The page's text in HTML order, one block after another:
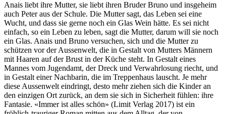
Anais liebt ihre Mutter, sie liebt ihren Bruder Bruno und insgeheim
auch Peter aus der Schule. Die Mutter sagt, das Leben sei eine
Wucht, und dass sie gerne noch ein Glas Wein hätte. Es sei nicht
einfach, so ein Leben zu leben, sagt die Mutter, darum will sie noch
ein Glas. Anais und Bruno versuchen, sich und die Mutter zu
schützen vor der Aussenwelt, die in Gestalt von Mutters Männern
mit Haaren auf der Brust in der Küche steht. In Gestalt eines
Mannes vom Jugendamt, der Dreck und Verwahrlosung riecht, und
in Gestalt einer Nachbarin, die im Treppenhaus lauscht. Je mehr
diese Aussenwelt eindringt, desto mehr ziehen sich die Kinder an
den einzigen Ort zurück, an dem sie sich in Sicherheit fühlen: ihre
Fantasie. «Immer ist alles schön» (Limit Verlag 2017) ist ein